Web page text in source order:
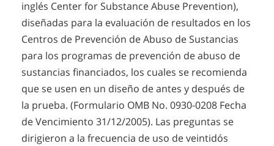
inglés Center for Substance Abuse Prevention),
diseñadas para la evaluación de resultados en los
Centros de Prevención de Abuso de Sustancias
para los programas de prevención de abuso de
sustancias financiados, los cuales se recomienda
que se usen en un diseño de antes y después de
la prueba. (Formulario OMB No. 0930-0208 Fecha
de Vencimiento 31/12/2005). Las preguntas se
dirigieron a la frecuencia de uso de veintidós